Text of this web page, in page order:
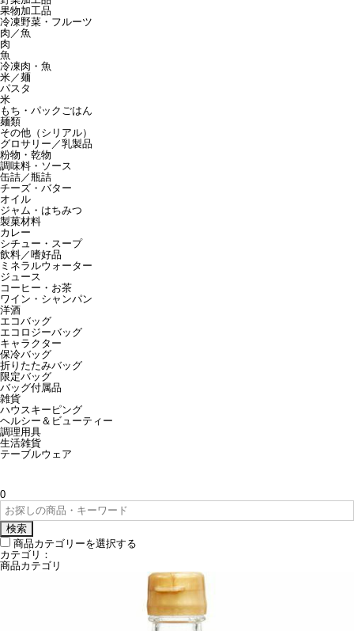
果物加工品
冷凍野菜・フルーツ
肉／魚
肉
魚
冷凍肉・魚
米／麺
パスタ
米
もち・パックごはん
麺類
その他（シリアル）
グロサリー／乳製品
粉物・乾物
調味料・ソース
缶詰／瓶詰
チーズ・バター
オイル
ジャム・はちみつ
製菓材料
カレー
シチュー・スープ
飲料／嗜好品
ミネラルウォーター
ジュース
コーヒー・お茶
ワイン・シャンパン
洋酒
エコバッグ
エコロジーバッグ
キャラクター
保冷バッグ
折りたたみバッグ
限定バッグ
バッグ付属品
雑貨
ハウスキーピング
ヘルシー＆ビューティー
調理用具
生活雑貨
テーブルウェア
0
検索
商品カテゴリーを選択する
カテゴリ：
商品カテゴリ